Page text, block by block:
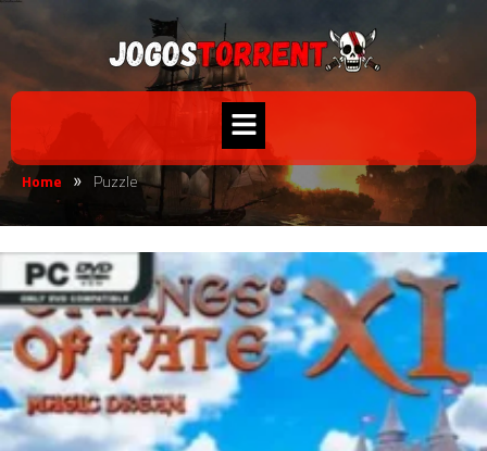
Home » Puzzle